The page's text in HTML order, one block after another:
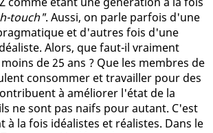
touch". Aussi, on parle parfois d'une
et d'autres fois d'une
Alors, que faut-il vraiment
de 25 ans ? Que les membres de
consommer et travailler pour des
à améliorer l'état de la
ne sont pas naifs pour autant. C'est
à la fois idéalistes et réalistes. Dans le